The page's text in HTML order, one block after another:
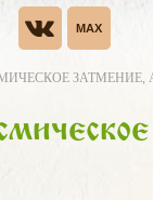
ЗАТМЕНИЕ,